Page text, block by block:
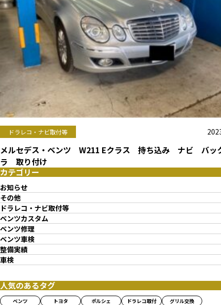
ドラレコ・ナビ取付等
メルセデス・ベンツ W211 Eクラス 持ち込み ナビ バッ
ラ 取り付け
カテゴリー
お知らせ
その他
ドラレコ・ナビ取付等
ベンツカスタム
ベンツ修理
ベンツ車検
整備実績
車検
人気のあるタグ
ベンツ トヨタ ポルシェ ドラレコ取付
グリル交換